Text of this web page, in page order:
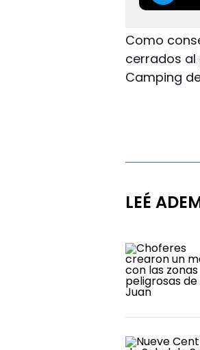
Como
cerrados al
Camping
LEÉ